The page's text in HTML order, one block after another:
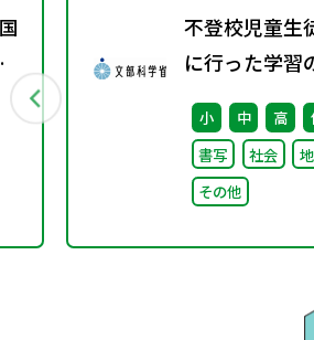
不登校児童生
に行った学習
る成績評価に
知）
小 中 高
書写
社会
その他